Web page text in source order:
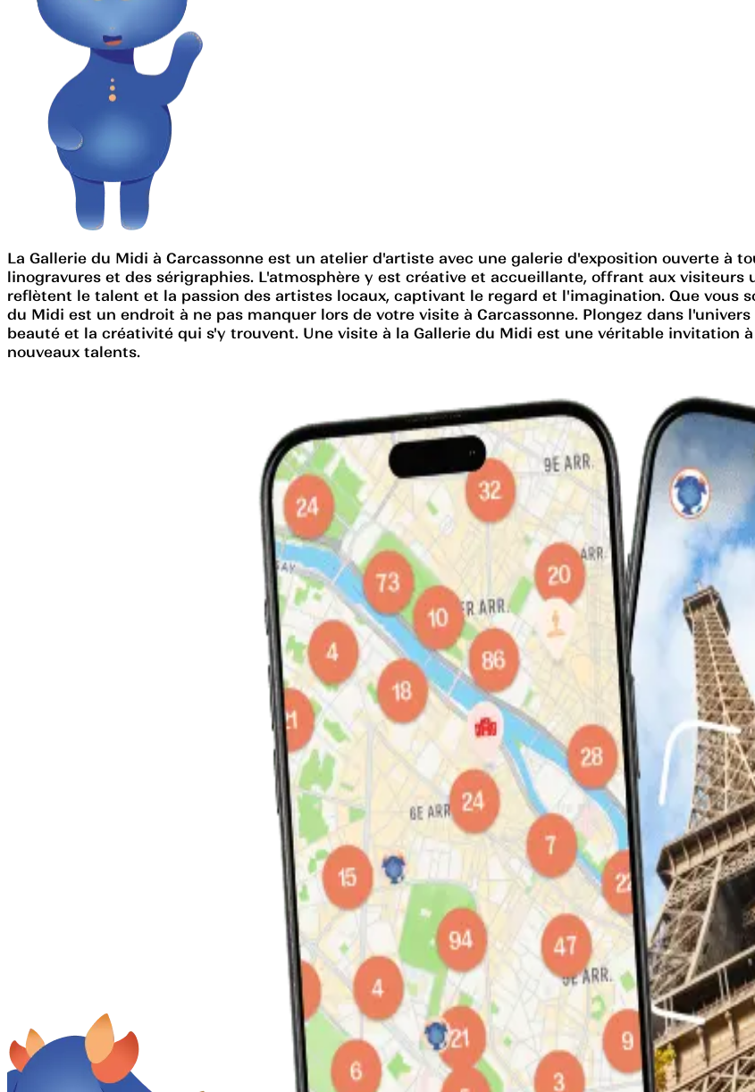
La Gallerie du Midi à Carcassonne est un atelier d'artiste avec une galerie d'exposition ouverte à
linogravures et des sérigraphies. L'atmosphère y est créative et accueillante, offrant aux
reflètent le talent et la passion des artistes locaux, captivant le regard et l'imagination. Que vous
du Midi est un endroit à ne pas manquer lors de votre visite à Carcassonne. Plongez dans
beauté et la créativité qui s'y trouvent. Une visite à la Gallerie du Midi est une véritable invitation
nouveaux talents.